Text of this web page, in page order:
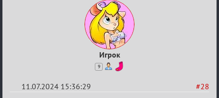
Игрок
9
#28
11.07.2024 15:36:29